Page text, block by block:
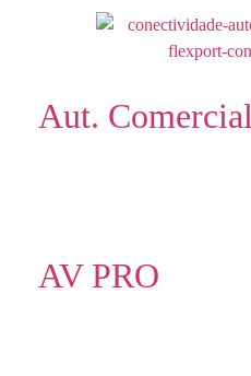
Aut. Comercial
AV PRO